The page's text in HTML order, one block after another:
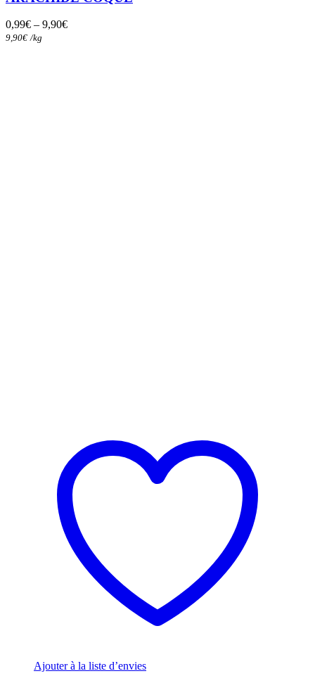
Les
0,99€ – 9,90€
9,90€ /kg
Ajouter à la liste d’envies